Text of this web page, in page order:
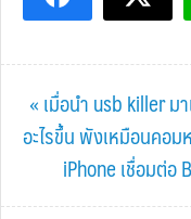
Previous
Post:
« เมื่อนำ usb killer ม
อะไรขึ้น พังเหมือนคอม
Next
Post:
iPhone เชื่อมต่อ